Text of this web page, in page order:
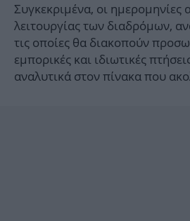
Συγκεκριμένα, οι ημερομηνίες
λειτουργίας των διαδρόμων,
τις οποίες θα διακοπούν
εμπορικές και ιδιωτικές
αναλυτικά στον πίνακα που